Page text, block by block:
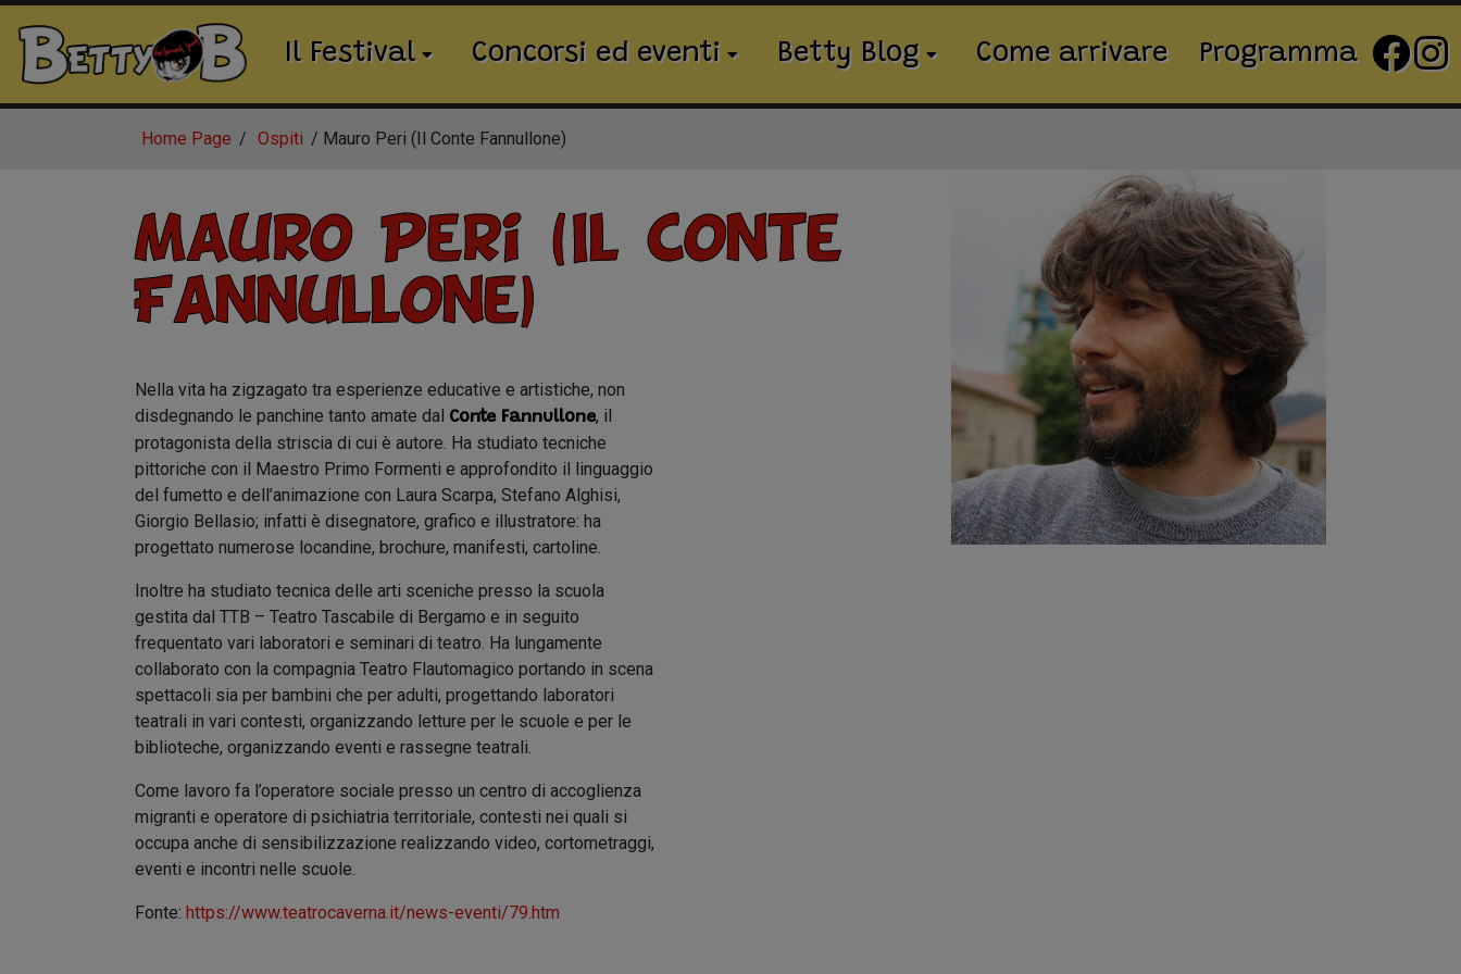
Il Festival Concorsi ed eventi Betty Blog Come arrivare Programma
Home Page Ospiti Mauro Peri (Il Conte Fannullone)
Mauro Peri (Il Conte
Fannullone)
Nella vita ha zigzagato tra esperienze educative e artistiche, non
disdegnando le panchine tanto amate dal Conte Fannullone, il
protagonista della striscia di cui è autore. Ha studiato tecniche
pittoriche con il Maestro Primo Formenti e approfondito il linguaggio
del fumetto e dell’animazione con Laura Scarpa, Stefano Alghisi,
Giorgio Bellasio; infatti è disegnatore, grafico e illustratore: ha
progettato numerose locandine, brochure, manifesti, cartoline.
Inoltre ha studiato tecnica delle arti sceniche presso la scuola
gestita dal TTB – Teatro Tascabile di Bergamo e in seguito
frequentato vari laboratori e seminari di teatro. Ha lungamente
collaborato con la compagnia Teatro Flautomagico portando in scena
spettacoli sia per bambini che per adulti, progettando laboratori
teatrali in vari contesti, organizzando letture per le scuole e per le
biblioteche, organizzando eventi e rassegne teatrali.
Come lavoro fa l’operatore sociale presso un centro di accoglienza
migranti e operatore di psichiatria territoriale, contesti nei quali si
occupa anche di sensibilizzazione realizzando video, cortometraggi,
eventi e incontri nelle scuole.
Fonte: https://www.teatrocaverna.it/news-eventi/79.htm